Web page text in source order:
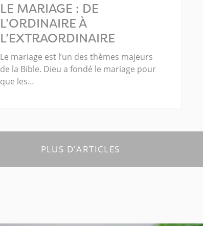
LE MARIAGE : DE
L’ORDINAIRE À
L’EXTRAORDINAIRE
Le mariage est l’un des thèmes majeurs
de la Bible. Dieu a fondé le mariage pour
que les…
PLUS D'ARTICLES